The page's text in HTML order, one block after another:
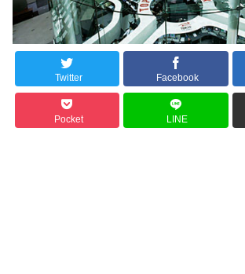
Twitter Facebook
Pocket LINE